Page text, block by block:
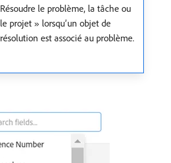
Résoudre le problème, la tâche ou
le projet » lorsqu’un objet de
résolution est associé au problème.